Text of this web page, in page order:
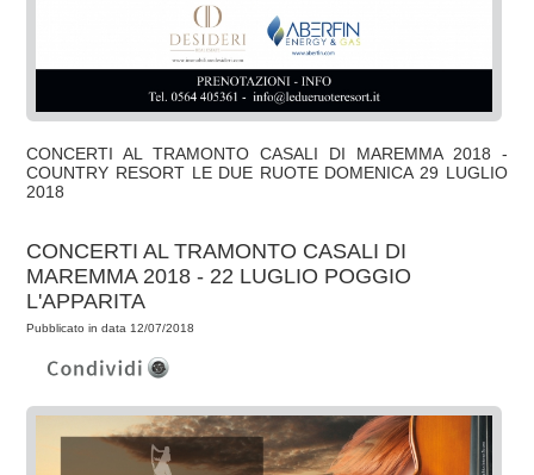
CONCERTI AL TRAMONTO CASALI DI MAREMMA 2018 -
COUNTRY RESORT LE DUE RUOTE DOMENICA 29 LUGLIO
2018
CONCERTI AL TRAMONTO CASALI DI
MAREMMA 2018 - 22 LUGLIO POGGIO
L'APPARITA
Pubblicato in data 12/07/2018